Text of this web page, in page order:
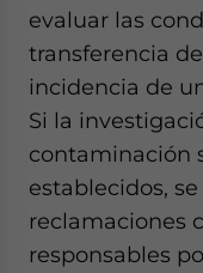
evaluar las
transferencia
incidencia de
Si la
contaminación
establecidos,
reclamaciones
responsables